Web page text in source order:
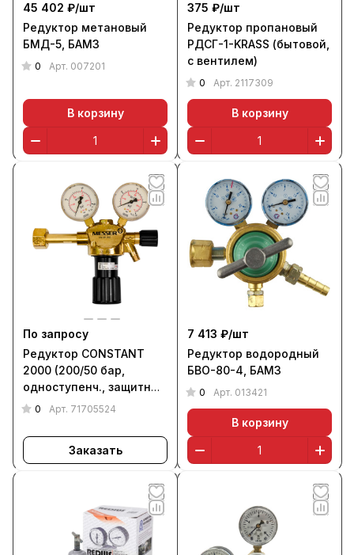
45 402 ₽/шт
Редуктор метановый
БМД-5, БАМЗ
0 Арт. 007201
В корзину
375 ₽/шт
Редуктор пропановый
РДСГ-1-KRASS (бытовой,
с вентилем)
0 Арт. 2117309
В корзину
По запросу
Редуктор CONSTANT
2000 (200/50 бар,
одноступенч., защитные
газы), MESSER
0 Арт. 71705524
Заказать
7 413 ₽/шт
Редуктор водородный
БВО-80-4, БАМЗ
0 Арт. 013421
В корзину